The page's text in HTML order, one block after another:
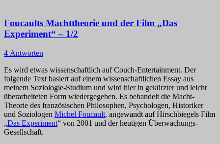
Foucaults Machttheorie und der Film „Das
Experiment“ – 1/2
4 Antworten
Es wird etwas wissenschaftlich auf Couch-Entertainment. Der
folgende Text basiert auf einem wissenschaftlichen Essay aus
meinem Soziologie-Studium und wird hier in gekürzter und leicht
überarbeiteten Form wiedergegeben. Es behandelt die Macht-
Theorie des französischen Philosophen, Psychologen, Historiker
und Soziologen Michel Foucault, angewandt auf Hirschbiegels Film
„Das Experiment“ von 2001 und der heutigen Überwachungs-
Gesellschaft.